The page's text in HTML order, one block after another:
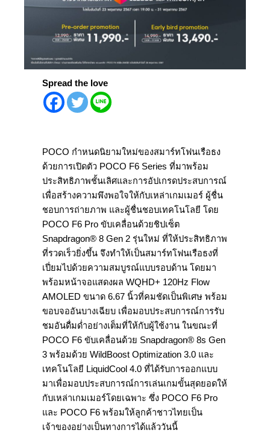
Spread the love
POCO กำหนดนิยามใหม่ของสมาร์ทโฟนเรือธง
ด้วยการเปิดตัว POCO F6 Series ที่มาพร้อม
ประสิทธิภาพชั้นเลิศและการอัปเกรดประสบการณ์
เพื่อสร้างความพึงพอใจให้กับเหล่าเกมเมอร์ ผู้ชื่น
ชอบการถ่ายภาพ และผู้ชื่นชอบเทคโนโลยี โดย
POCO F6 Pro ขับเคลื่อนด้วยชิปเซ็ต
Snapdragon® 8 Gen 2 รุ่นใหม่ ที่ให้ประสิทธิภาพ
ที่รวดเร็วยิ่งขึ้น จึงทำให้เป็นสมาร์ทโฟนเรือธงที่
เปี่ยมไปด้วยความสมบูรณ์แบบรอบด้าน โดยมา
พร้อมหน้าจอแสดงผล WQHD+ 120Hz Flow
AMOLED ขนาด 6.67 นิ้วที่คมชัดเป็นพิเศษ พร้อม
ขอบจออันบางเฉียบ เพื่อมอบประสบการณ์การรับ
ชมอันดื่มด่ำอย่างเต็มที่ให้กับผู้ใช้งาน ในขณะที่
POCO F6 ขับเคลื่อนด้วย Snapdragon® 8s Gen
3 พร้อมด้วย WildBoost Optimization 3.0 และ
เทคโนโลยี LiquidCool 4.0 ที่ได้รับการออกแบบ
มาเพื่อมอบประสบการณ์การเล่นเกมขั้นสุดยอดให้
กับเหล่าเกมเมอร์โดยเฉพาะ ซึ่ง POCO F6 Pro
และ POCO F6 พร้อมให้ลูกค้าชาวไทยเป็น
เจ้าของอย่างเป็นทางการได้แล้ววันนี้